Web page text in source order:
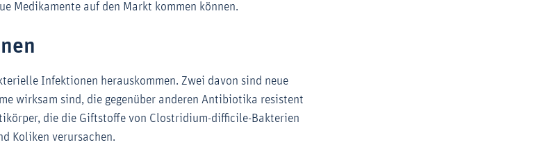
Medikamente auf den Markt kommen können.
Infektionen herauskommen. Zwei davon sind neue
wirksam sind, die gegenüber anderen Antibiotika resistent
die die Giftstoffe von Clostridium-difficile-Bakterien
Koliken verursachen.